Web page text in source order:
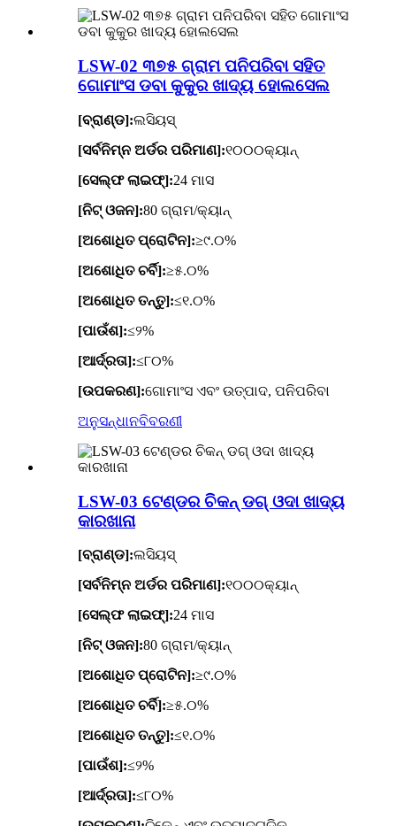
LSW-02 ୩୭୫ ଗ୍ରାମ ପନିପରିବା ସହିତ
ଗୋମାଂସ ଡବା କୁକୁର ଖାଦ୍ୟ ହୋଲସେଲ
[ବ୍ରାଣ୍ଡ]:ଲସିୟସ୍
[ସର୍ବନିମ୍ନ ଅର୍ଡର ପରିମାଣ]:୧୦୦୦କ୍ୟାନ୍
[ସେଲ୍ଫ ଲାଇଫ୍]:24 ମାସ
[ନିଟ୍ ଓଜନ]:80 ଗ୍ରାମ/କ୍ୟାନ୍
[ଅଶୋଧିତ ପ୍ରୋଟିନ]:≥୯.୦%
[ଅଶୋଧିତ ଚର୍ବି]:≥୫.୦%
[ଅଶୋଧିତ ତନ୍ତୁ]:≤୧.୦%
[ପାଉଁଶ]:≤୨%
[ଆର୍ଦ୍ରତା]:≤୮୦%
[ଉପକରଣ]:ଗୋମାଂସ ଏବଂ ଉତ୍ପାଦ, ପନିପରିବା
ଅନୁସନ୍ଧାନବିବରଣୀ
LSW-03 ଟେଣ୍ଡର ଚିକନ୍ ଡଗ୍ ଓଦା ଖାଦ୍ୟ
କାରଖାନା
[ବ୍ରାଣ୍ଡ]:ଲସିୟସ୍
[ସର୍ବନିମ୍ନ ଅର୍ଡର ପରିମାଣ]:୧୦୦୦କ୍ୟାନ୍
[ସେଲ୍ଫ ଲାଇଫ୍]:24 ମାସ
[ନିଟ୍ ଓଜନ]:80 ଗ୍ରାମ/କ୍ୟାନ୍
[ଅଶୋଧିତ ପ୍ରୋଟିନ]:≥୯.୦%
[ଅଶୋଧିତ ଚର୍ବି]:≥୫.୦%
[ଅଶୋଧିତ ତନ୍ତୁ]:≤୧.୦%
[ପାଉଁଶ]:≤୨%
[ଆର୍ଦ୍ରତା]:≤୮୦%